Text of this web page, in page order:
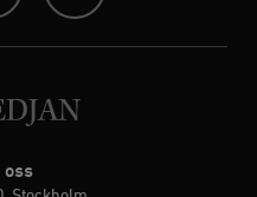
oss